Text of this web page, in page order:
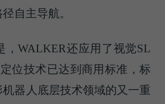
自主导航。
，WALKER还应用了视觉SL
位技术已达到商用标准，标
器人底层技术领域的又一重